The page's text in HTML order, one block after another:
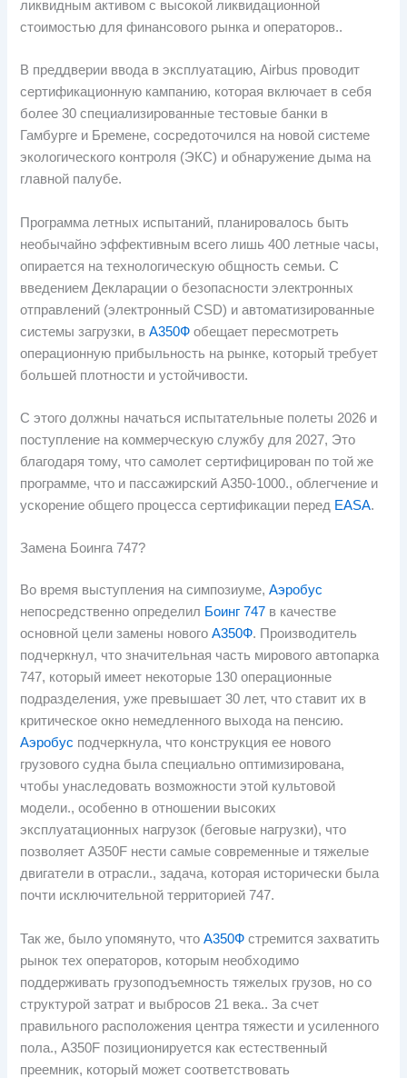
ликвидным активом с высокой ликвидационной
стоимостью для финансового рынка и операторов..
В преддверии ввода в эксплуатацию, Airbus проводит
сертификационную кампанию, которая включает в себя
более 30 специализированные тестовые банки в
Гамбурге и Бремене, сосредоточился на новой системе
экологического контроля (ЭКС) и обнаружение дыма на
главной палубе.
Программа летных испытаний, планировалось быть
необычайно эффективным всего лишь 400 летные часы,
опирается на технологическую общность семьи. С
введением Декларации о безопасности электронных
отправлений (электронный CSD) и автоматизированные
системы загрузки, вА350Ф обещает пересмотреть
операционную прибыльность на рынке, который требует
большей плотности и устойчивости.
С этого должны начаться испытательные полеты 2026 и
поступление на коммерческую службу для 2027, Это
благодаря тому, что самолет сертифицирован по той же
программе, что и пассажирский А350-1000., облегчение и
ускорение общего процесса сертификации перед EASA.
Замена Боинга 747?
Во время выступления на симпозиуме,Аэробус
непосредственно определил Боинг 747 в качестве
основной цели замены новогоА350Ф. Производитель
подчеркнул, что значительная часть мирового автопарка
747, который имеет некоторые 130 операционные
подразделения, уже превышает 30 лет, что ставит их в
критическое окно немедленного выхода на пенсию.
Аэробус подчеркнула, что конструкция ее нового
грузового судна была специально оптимизирована,
чтобы унаследовать возможности этой культовой
модели., особенно в отношении высоких
эксплуатационных нагрузок (беговые нагрузки), что
позволяет A350F нести самые современные и тяжелые
двигатели в отрасли., задача, которая исторически была
почти исключительной территорией 747.
Так же, было упомянуто, чтоА350Ф стремится захватить
рынок тех операторов, которым необходимо
поддерживать грузоподъемность тяжелых грузов, но со
структурой затрат и выбросов 21 века.. За счет
правильного расположения центра тяжести и усиленного
пола., A350F позиционируется как естественный
преемник, который может соответствовать